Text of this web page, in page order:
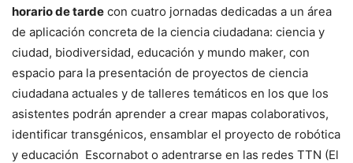
horario de tarde con cuatro jornadas dedicadas a un área
de aplicación concreta de la ciencia ciudadana: ciencia y
ciudad, biodiversidad, educación y mundo maker, con
espacio para la presentación de proyectos de ciencia
ciudadana actuales y de talleres temáticos en los que los
asistentes podrán aprender a crear mapas colaborativos,
identificar transgénicos, ensamblar el proyecto de robótica
y educación Escornabot o adentrarse en las redes TTN (El